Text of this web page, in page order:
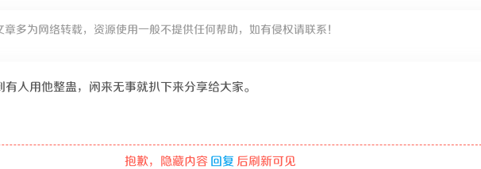
章多为网络转载，资源使用一般不提供任何帮助，如有侵权请联系！
有人用他整蛊，闲来无事就扒下来分享给大家。
抱歉，隐藏内容 回复 后刷新可见